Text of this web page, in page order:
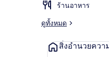
ร้านอาหาร
ดูทั้งหมด
สิ่งอำนวยคว